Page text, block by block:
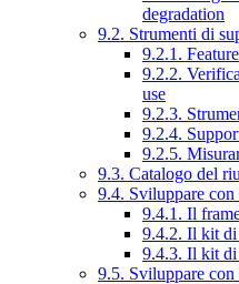
degradation
9.2. Strumenti di
9.2.1.
9.2.2.
use
9.2.3.
9.2.4.
9.2.5.
9.3. Catalogo del
9.4. Sviluppare
9.4.1. Il
9.4.2. Il kit di
9.4.3. Il kit
9.5. Sviluppare